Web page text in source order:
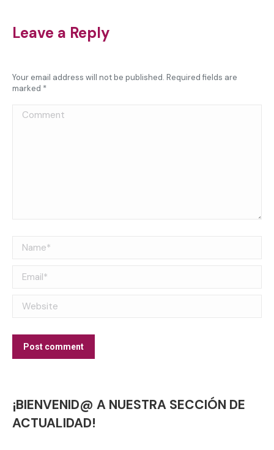
Leave a Reply
Your email address will not be published. Required fields are
marked *
Comment
Name *
Email *
Website
Post comment
¡BIENVENID@ A NUESTRA SECCIÓN DE
ACTUALIDAD!